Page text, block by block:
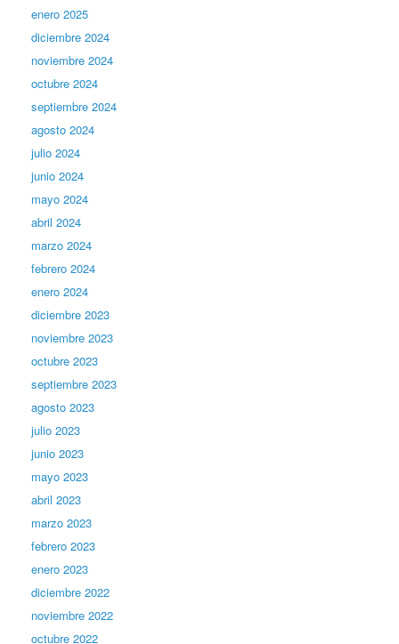
enero 2025
diciembre 2024
noviembre 2024
octubre 2024
septiembre 2024
agosto 2024
julio 2024
junio 2024
mayo 2024
abril 2024
marzo 2024
febrero 2024
enero 2024
diciembre 2023
noviembre 2023
octubre 2023
septiembre 2023
agosto 2023
julio 2023
junio 2023
mayo 2023
abril 2023
marzo 2023
febrero 2023
enero 2023
diciembre 2022
noviembre 2022
octubre 2022